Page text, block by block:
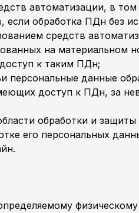
автоматизации, в том
обработка ПДн без
средств
на материальном
к таким ПДн;
персональные данные
доступ к ПДн, за
обработки и
его персональных